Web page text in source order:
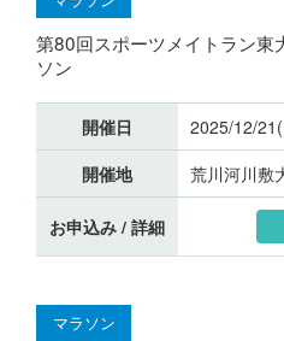
第80回スポーツメイトラン東
ソン
開催日
2025/12/
開催地
荒川河川敷
お申込み / 詳細
マラソン